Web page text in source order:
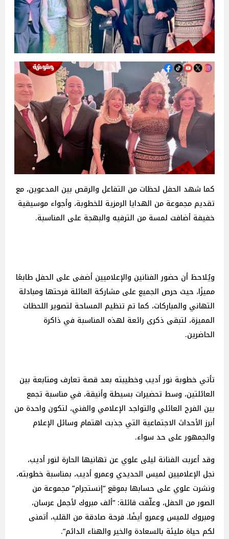
كما شهد الحفل لحظات من التفاعل والرقص بين المدعوين، مع
تقديم مجموعة من الهدايا الرمزية للخطوبة، وأجواء موسيقية
خفيفة أضافت لمسة من الترفيه والبهجة على المناسبة.
ويُلاحظ أن حضور الفنانين والإعلاميين أضفى على الحفل طابعًا
مميزًا، حيث حرص الجميع على مشاركة العائلة فرحتها ومبادلة
التهاني والمباركات، كما تم تنظيم المساحة لتصوير اللحظات
المميزة، لتبقى ذكرى رائعة لهذه المناسبة في ذاكرة
الحاضرين.
تأتي خطوبة نور أديب وخطيبته بعد قصة تعارف ومتابعة بين
العائلتين، وسط تحضيرات بسيطة وأنيقة، في مناسبة تجمع
بين الفرح العائلي والتواجد الإعلامي والفني، لتكون واحدة من
أبرز الأحداث الاجتماعية التي جذبت اهتمام وسائل الإعلام
والجمهور على حد سواء.
وقد أعربت الفنانة ليلى علوي عن تهانيها الحارة لنور أديب،
نجل الإعلاميين لميس الحديدي وعمرو أديب، بمناسبة خطوبته،
ونشرت علوي على حسابها بموقع “إنستجرام” مجموعة من
الصور من الحفل، وعلّقت قائلة: “ألف مبروك لأجمل عرسان،
ومبروك للميس وعمرو أيضًا، فرحة صادقة من القلب، أتمنى
لكم حياة مليئة بالسعادة والخير والهناء الدائم”.